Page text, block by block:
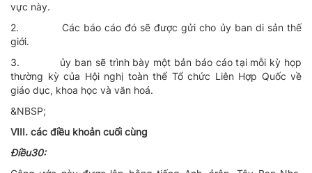
vực này.
2. Các báo cáo đó sẽ được gửi cho ủy ban di sản thế
giới.
3. ủy ban sẽ trình bày một bản báo cáo tại mỗi kỳ họp
thường kỳ của Hội nghị toàn thể Tổ chức Liên Hợp Quốc về
giáo dục, khoa học và văn hoá.
&NBSP;
VIII. các điều khoản cuối cùng
Ðiều30: